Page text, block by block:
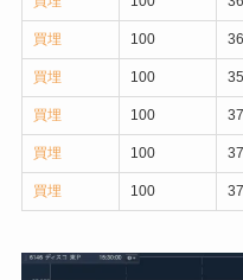
買埋 100
買埋 100
買埋 100
買埋 100
買埋 100